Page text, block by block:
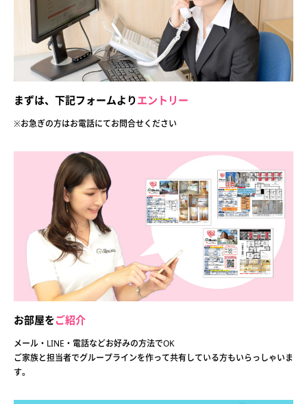
まずは、下記フォームよりエントリー
※お急ぎの方はお電話にてお問合せください
お部屋をご紹介
メール・LINE・電話などお好みの方法でOK
ご家族と担当者でグループラインを作って共有している方もいらっしゃいま
す。